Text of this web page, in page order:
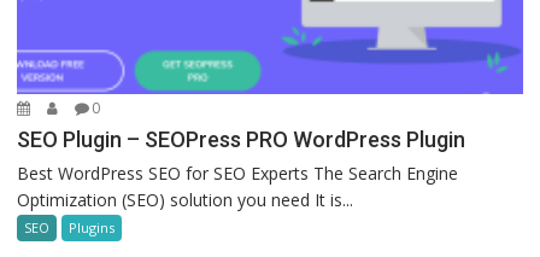
0
SEO Plugin – SEOPress PRO WordPress Plugin
Best WordPress SEO for SEO Experts The Search Engine
Optimization (SEO) solution you need It is...
SEO Plugins